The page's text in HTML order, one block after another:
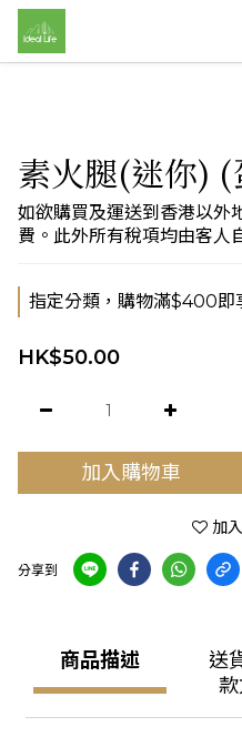
素火腿(迷你) (
如欲購買及運送到香港以外
費。此外所有稅項均由客人
指定分類，購物滿$400即
HK$50.00
加入購物車
加
分享到
商品描述
送